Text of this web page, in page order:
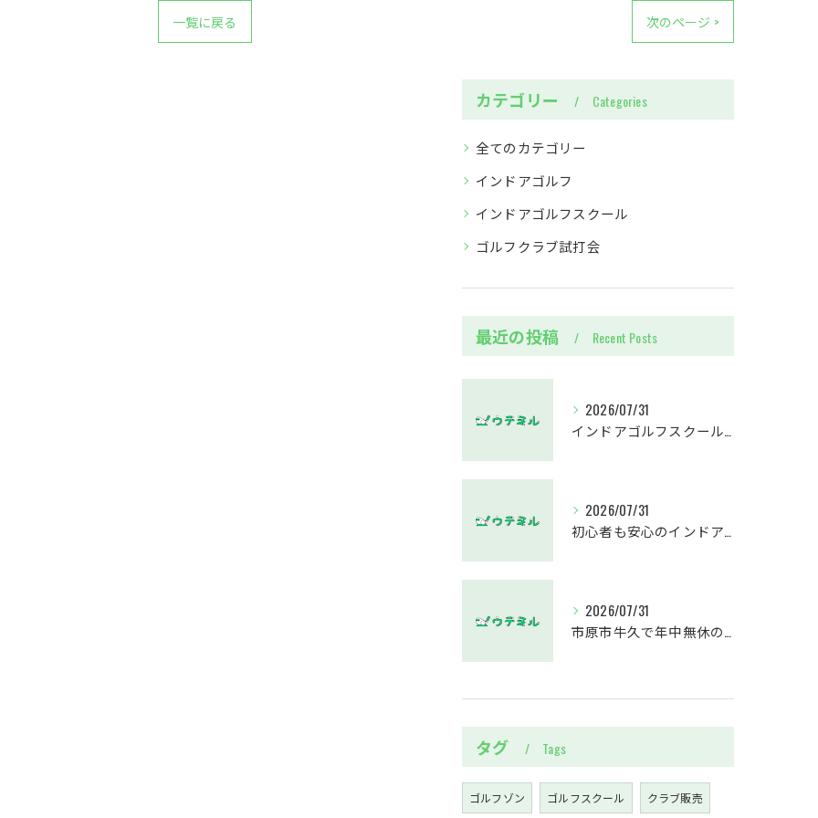
一覧に戻る 次のページ >
カテゴリー Categories
全てのカテゴリー
インドアゴルフ
インドアゴルフスクール
ゴルフクラブ試打会
最近の投稿 Recent Posts
2026/07/31
インドアゴルフスクール千葉県市原市牛久で役立つデータ分析活用術まとめ
2026/07/31
初心者も安心のインドアゴルフスクール藤沢駅平日夜レッスン徹底ガイド
2026/07/31
市原市牛久で年中無休のインドアゴルフスクールが初心者に支持される理由と通いやすさの工夫
タグ Tags
ゴルフゾン ゴルフスクール クラブ販売